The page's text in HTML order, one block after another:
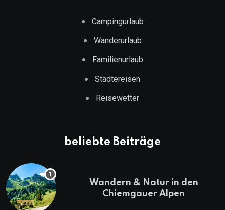
Campingurlaub
Wanderurlaub
Familienurlaub
Städtereisen
Reisewetter
beliebte Beiträge
Wandern & Natur in den
Chiemgauer Alpen